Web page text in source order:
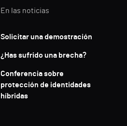
En las noticias
Solicitar una demostración
¿Has sufrido una brecha?
Conferencia sobre
protección de identidades
híbridas